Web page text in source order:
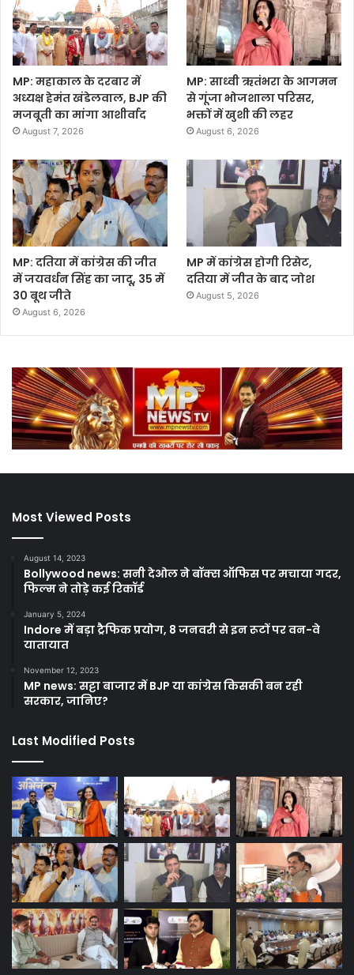
MP: महाकाल के दरबार में
अध्यक्ष हेमंत खंडेलवाल, BJP की
मजबूती का मांगा आशीर्वाद
August 7, 2026
MP: साध्वी ऋतंभरा के आगमन
से गूंजा भोजशाला परिसर,
भक्तों में खुशी की लहर
August 6, 2026
MP: दतिया में कांग्रेस की जीत
में जयवर्धन सिंह का जादू, 35 में
30 बूथ जीते
August 6, 2026
MP में कांग्रेस होगी रिसेट,
दतिया में जीत के बाद जोश
August 5, 2026
Most Viewed Posts
August 14, 2023
Bollywood news: सनी देओल ने बॉक्स ऑफिस पर मचाया गदर,
फिल्म ने तोड़े कई रिकॉर्ड
January 5, 2024
Indore में बड़ा ट्रैफिक प्रयोग, 8 जनवरी से इन रूटों पर वन-वे
यातायात
November 12, 2023
MP news: सट्टा बाजार में BJP या कांग्रेस किसकी बन रही
सरकार, जानिए?
Last Modified Posts